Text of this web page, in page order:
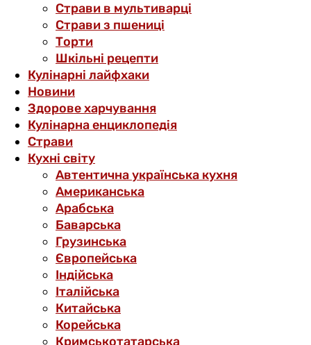
Страви в мультиварці
Страви з пшениці
Торти
Шкільні рецепти
Кулінарні лайфхаки
Новини
Здорове харчування
Кулінарна енциклопедія
Страви
Кухні світу
Автентична українська кухня
Американська
Арабська
Баварська
Грузинська
Європейська
Індійська
Італійська
Китайська
Корейська
Кримськотатарська